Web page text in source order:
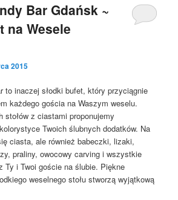
Bar Gdańsk ~
na Wesele
2015
to inaczej słodki bufet, który przyciągnie
każdego gościa na Waszym weselu.
stołów z ciastami proponujemy
Twoich ślubnych dodatków. Na
ciasta, ale również babeczki, lizaki,
praliny, owocowy carving i wszystkie
Ty i Twoi goście na ślubie. Piękne
weselnego stołu stworzą wyjątkową